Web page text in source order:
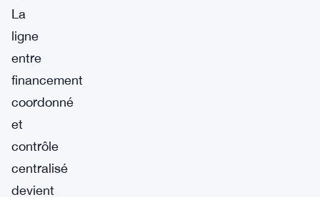
La
ligne
entre
financement
coordonné
et
contrôle
centralisé
devient